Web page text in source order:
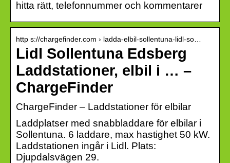
hitta rätt, telefonnummer och kommentarer
http s://chargefinder.com › ladda-elbil-sollentuna-lidl-so…
Lidl Sollentuna Edsberg
Laddstationer, elbil i … –
ChargeFinder
ChargeFinder – Laddstationer för elbilar
Laddplatser med snabbladdare för elbilar i
Sollentuna. 6 laddare, max hastighet 50 kW.
Laddstationen ingår i Lidl. Plats:
Djupdalsvägen 29.